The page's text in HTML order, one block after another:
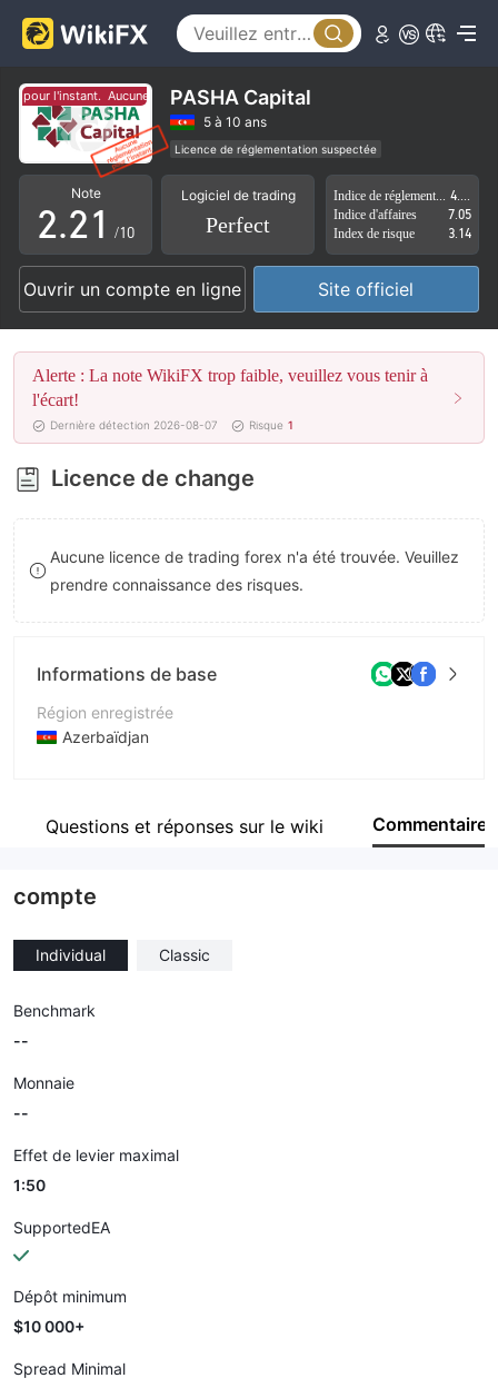
pour l'instant. Aucune réglementation pour l'instant.
PASHA Capital
5 à 10 ans
Licence de réglementation suspectée
Auto-recherche
Région d'affaires suspectée
Risque élevé potentiel
Note
0
1
2
3
4
5
6
7
8
9
.
0
1
2
3
4
5
6
7
8
9
0
1
2
3
4
6
7
8
9
/10
Logiciel de trading
Perfect
Indice d'affaires
7.05
Index de risque
3.14
Ouvrir un compte en ligne Site officiel
Alerte : La note WikiFX trop faible, veuillez vous tenir à
l'écart!
Dernière détection 2026-08-07 Risque 1
Licence de change
Aucune licence de trading forex n'a été trouvée. Veuillez
prendre connaissance des risques.
Informations de base
Région enregistrée
Azerbaïdjan
Société
Questions et réponses sur le wiki Commentaire
compte
Individual Classic
Benchmark
--
Monnaie
--
Effet de levier maximal
1:50
SupportedEA
Dépôt minimum
$10 000+
Spread Minimal